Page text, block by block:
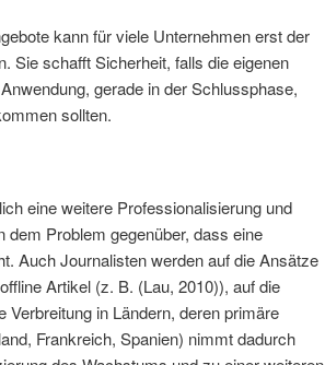
kann für viele Unternehmen erst der
Sie schafft Sicherheit, falls die eigenen
gerade in der Schlussphase,
sollten.
eine weitere Professionalisierung und
Problem gegenüber, dass eine
Auch Journalisten werden auf die Ansätze
Artikel (z. B. (Lau, 2010)), auf die
in Ländern, deren primäre
Frankreich, Spanien) nimmt dadurch